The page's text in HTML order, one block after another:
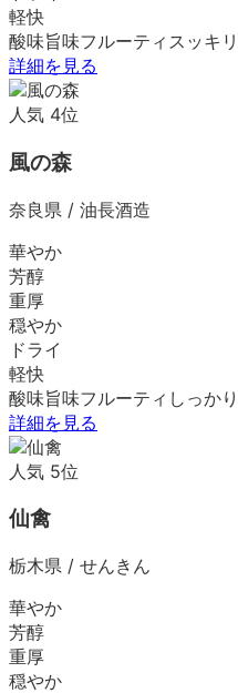
軽快
酸味旨味フルーティ スッキリ
詳細を見る
人気 4位
風の森
奈良県 / 油長酒造
華やか
芳醇
重厚
穏やか
ドライ
軽快
酸味旨味フルーティ しっかり
詳細を見る
人気 5位
仙禽
栃木県 / せんきん
華やか
芳醇
重厚
穏やか